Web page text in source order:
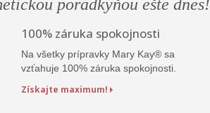
poradkyňou ešte dnes!
100% záruka spokojnosti
Na všetky prípravky Mary Kay® sa
vzťahuje 100% záruka spokojnosti.
Získajte maximum!